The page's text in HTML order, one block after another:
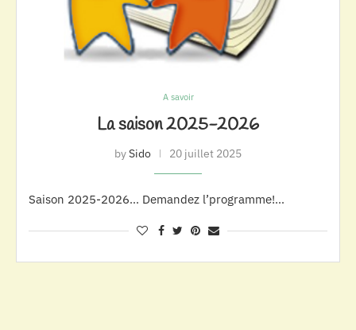
A savoir
La saison 2025-2026
bySido 20 juillet 2025
Saison 2025-2026… Demandez l’programme!…